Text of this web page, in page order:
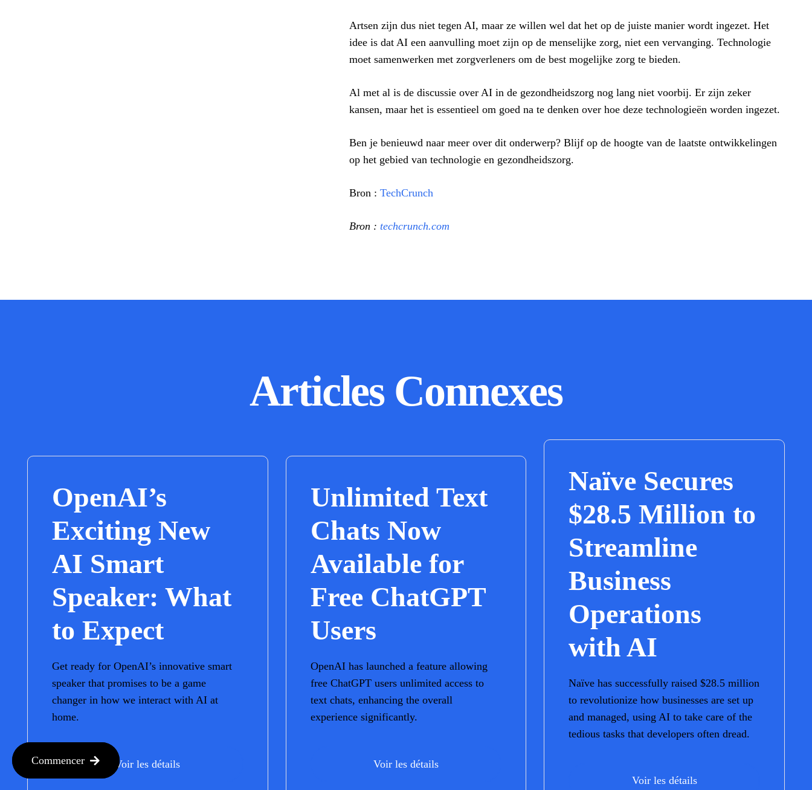
Artsen zijn dus niet tegen AI, maar ze willen wel dat het op de juiste manier wordt ingezet. Het
idee is dat AI een aanvulling moet zijn op de menselijke zorg, niet een vervanging. Technologie
moet samenwerken met zorgverleners om de best mogelijke zorg te bieden.
Al met al is de discussie over AI in de gezondheidszorg nog lang niet voorbij. Er zijn zeker
kansen, maar het is essentieel om goed na te denken over hoe deze technologieën worden ingezet.
Ben je benieuwd naar meer over dit onderwerp? Blijf op de hoogte van de laatste ontwikkelingen
op het gebied van technologie en gezondheidszorg.
Bron : TechCrunch
Bron : techcrunch.com
Articles Connexes
OpenAI’s
Exciting New
AI Smart
Speaker: What
to Expect
Get ready for OpenAI’s innovative smart
speaker that promises to be a game
changer in how we interact with AI at
home.
Voir les détails
Unlimited Text
Chats Now
Available for
Free ChatGPT
Users
OpenAI has launched a feature allowing
free ChatGPT users unlimited access to
text chats, enhancing the overall
experience significantly.
Voir les détails
Naïve Secures
$28.5 Million to
Streamline
Business
Operations
with AI
Naïve has successfully raised $28.5 million
to revolutionize how businesses are set up
and managed, using AI to take care of the
tedious tasks that developers often dread.
Voir les détails
Commencer